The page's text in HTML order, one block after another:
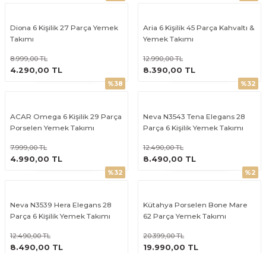
Diona 6 Kişilik 27 Parça Yemek
Takımı
8.999,00 TL
4.290,00 TL
ÜRÜNÜ İNCELE
Aria 6 Kişilik 45 Parça Kahvaltı &
Yemek Takımı
12.990,00 TL
8.390,00 TL
ÜRÜNÜ İNCELE
%38
ACAR Omega 6 Kişilik 29 Parça
Porselen Yemek Takımı
7.999,00 TL
4.990,00 TL
ÜRÜNÜ İNCELE
%32
Neva N3543 Tena Elegans 28
Parça 6 Kişilik Yemek Takımı
12.490,00 TL
8.490,00 TL
ÜRÜNÜ İNCELE
%32
Neva N3539 Hera Elegans 28
Parça 6 Kişilik Yemek Takımı
12.490,00 TL
8.490,00 TL
ÜRÜNÜ İNCELE
%2
Kütahya Porselen Bone Mare
62 Parça Yemek Takımı
20.399,00 TL
19.990,00 TL
ÜRÜNÜ İNCELE